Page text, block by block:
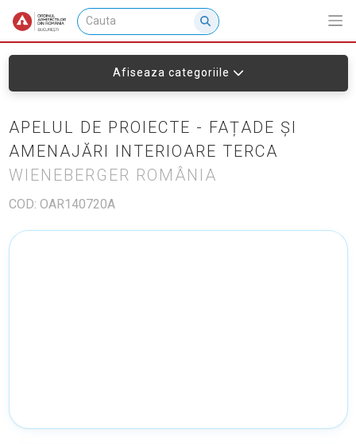
Afiseaza categoriile
APELUL DE PROIECTE - FAȚADE ȘI
AMENAJĂRI INTERIOARE TERCA
WIENEBERGER ROMÂNIA
COD: OAR140720A